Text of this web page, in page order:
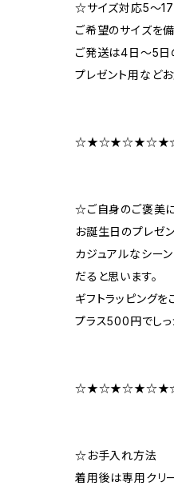
☆サイズ対応5～17
ご希望のサイズを
ご発送は4日～5日
プレゼント用など
☆ご自身のご褒美
お誕生日のプレゼ
カジュアルなシー
だると思います。
ギフトラッピング
プラス500円でしっ
☆お手入れ方法
着用後は専用クリ